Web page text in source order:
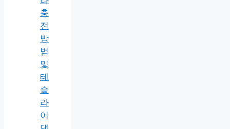
충
전
방
법
및
테
슬
라
어